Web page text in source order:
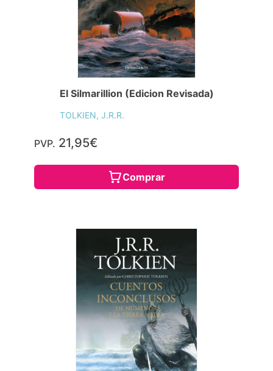
El Silmarillion (Edicion Revisada)
TOLKIEN, J.R.R.
PVP. 21,95€
Comprar